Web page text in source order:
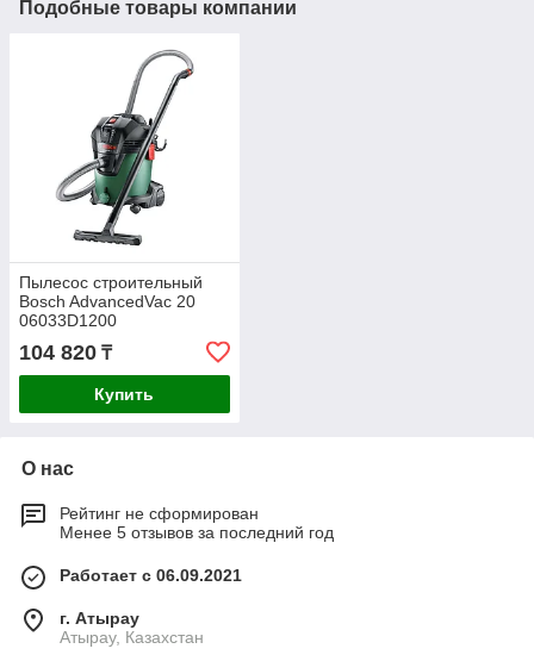
Подобные товары компании
Пылесос строительный
Bosch AdvancedVac 20
06033D1200
104 820 ₸
Купить
О нас
Рейтинг не сформирован
Менее 5 отзывов за последний год
Работает с 06.09.2021
г. Атырау
Атырау, Казахстан